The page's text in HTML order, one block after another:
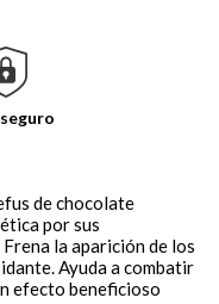
de chocolate
por sus
la aparición de los
Ayuda a combatir
efecto beneficioso